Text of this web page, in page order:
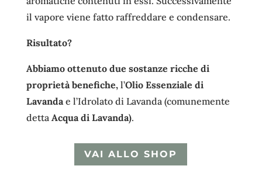
il vapore viene fatto raffreddare e condensare.
Risultato?
Abbiamo ottenuto due sostanze ricche di
proprietà benefiche, l’Olio Essenziale di
Lavandae l’Idrolato di Lavanda (comunemente
detta Acqua di Lavanda).
VAI ALLO SHOP